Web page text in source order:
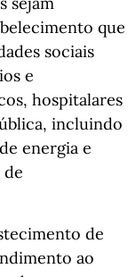
que
sociais
e
hospitalares
incluindo
energia e
de
ao